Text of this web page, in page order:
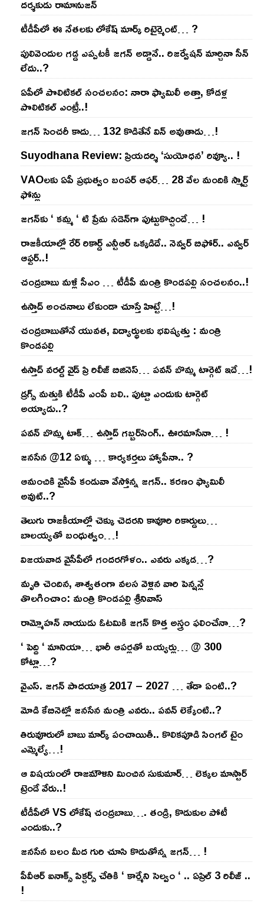
దర్శకుడు రామానుజన్
టీడీపీలో ఈ నేత‌ల‌కు లోకేష్ మార్క్ రిటైర్మెంట్‌… ?
పులివెందుల గ‌డ్డ ఎప్ప‌ట‌కీ జ‌గ‌న్ అడ్డానే.. రిజ‌ర్వేష‌న్ మార్చినా సీన్
లేదు..?
ఏపీలో పొలిటిక‌ల్ సంచ‌ల‌నం: నారా ఫ్యామిలీ అత్తా, కోడ‌ళ్ల
పొలిటికల్ ఎంట్రీ..!
జ‌గ‌న్ సెంచ‌రీ కాదు… 132 కొడితేనే విన్ అవుతాడు…!
Suyodhana Review: ప్రియదర్శి ‘సుయోధన’ రివ్యూ.. !
VAOల‌కు ఏపీ ప్ర‌భుత్వం బంప‌ర్ ఆఫ‌ర్‌… 28 వేల మందికి స్మార్ట్
ఫోన్లు
జ‌గ‌న్‌కు ‘ క‌మ్మ ‘ టి ప్రేమ స‌డెన్‌గా పుట్టుకొచ్చిందే… !
రాజ‌కీయాల్లో రేర్ రికార్డ్ ఎన్టీఆర్ ఒక్క‌డిదే.. నెవ్వ‌ర్ బిఫోర్‌.. ఎవ్వ‌ర్
ఆఫ్ట‌ర్‌..!
చంద్ర‌బాబు మ‌ళ్లీ సీఎం … టీడీపీ మంత్రి కొండ‌ప‌ల్లి సంచ‌ల‌నం..!
ఉస్తాద్ అంచ‌నాలు లేకుండా చూస్తే హిట్టే…!
చంద్ర‌బాబుతోనే యువ‌త‌, విద్యార్థుల‌కు భ‌విష్య‌త్తు : మంత్రి
కొండ‌ప‌ల్లి
ఉస్తాద్ వ‌ర‌ల్డ్ వైడ్ ప్రి రిలీజ్ బిజినెస్‌… ప‌వ‌న్ బొమ్మ టార్గెట్ ఇదే…!
డ్రగ్స్ మత్తుకి టీడీపీ ఎంపీ బలి.. పుట్టా ఎందుకు టార్గెట్
అయ్యాడు..?
ప‌వ‌న్ బొమ్మ టాక్‌… ఉస్తాద్ గ‌బ్బ‌ర్‌సింగ్‌.. ఊర‌మాసేనా… !
జనసేన @12 ఏళ్ళు … కార్యకర్తలు హ్యాపీనా.. ?
ఆమంచికి వైసీపీ కండువా వేస్తోన్న జ‌గ‌న్‌.. క‌ర‌ణం ఫ్యామిలీ
అవుట్‌..?
తెలుగు రాజ‌కీయాల్లో చెక్కు చెద‌ర‌ని కావూరి రికార్డులు…
బాల‌య్యతో బంధుత్వం…!
విజ‌య‌వాడ వైసీపీలో గంద‌ర‌గోళం.. ఎవ‌రు ఎక్క‌డ‌…?
మృతి చెందిన, శాశ్వతంగా వలస వెళ్లిన వారి పెన్ష‌న్లే
తొల‌గించాం: మంత్రి కొండపల్లి శ్రీనివాస్
రామ్మోహ‌న్ నాయుడు ఓట‌మికి జ‌గ‌న్ కొత్త అస్త్రం ఫ‌లించేనా…?
‘ పెద్ది ‘ మానియా… భారీ ఆప‌ర్ల‌తో బ‌య్య‌ర్లు… @ 300
కోట్లా…?
వైఎస్‌. జ‌గ‌న్ పాద‌యాత్ర 2017 – 2027 … తేడా ఏంటి..?
మోడి కేబినెట్లో జ‌నసేన మంత్రి ఎవ‌రు.. ప‌వ‌న్ లెక్కేంటి..?
తిరువూరులో బాబు మార్క్ పంచాయితీ.. కొలిక‌పూడి సింగ‌ల్ టైం
ఎమ్మెల్యే…!
ఆ విష‌యంలో రాజ‌మౌళిని మించిన సుకుమార్‌… లెక్క‌ల మాస్టార్
ట్రెండే వేరు..!
టీడీపీలో VS లోకేష్ చంద్ర‌బాబు…. తండ్రి, కొడుకుల పోటీ
ఎందుకు..?
జ‌న‌సేన బ‌లం మీద గురి చూసి కొడుతోన్న జ‌గ‌న్‌… !
పీవీఆర్ ఐనాక్స్ పిక్చర్స్ చేతికి ‘ కార్మేని సెల్వం ‘ .. ఏప్రిల్ 3 రిలీజ్ ..
!